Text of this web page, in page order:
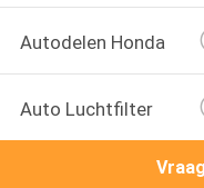
Autodelen Honda
Auto Luchtfilter